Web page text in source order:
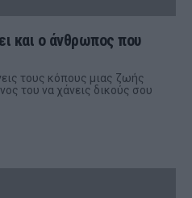
και ο άνθρωπος που
τους κόπους μιας ζωής
του να χάνεις δικούς σου